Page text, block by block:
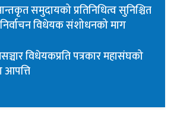
समुदायको प्रतिनिधित्व सुनिश्चित
विधेयक संशोधनको माग
विधेयकप्रति पत्रकार महासंघको
आपत्ति